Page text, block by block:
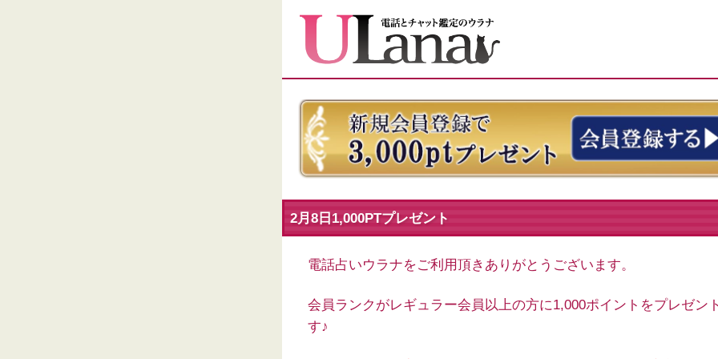
2月8日1,000PTプレゼント
電話占いウラナをご利用頂きありがとうございます。
会員ランクがレギュラー会員以上の方に1,000ポイントをプレゼン
す♪